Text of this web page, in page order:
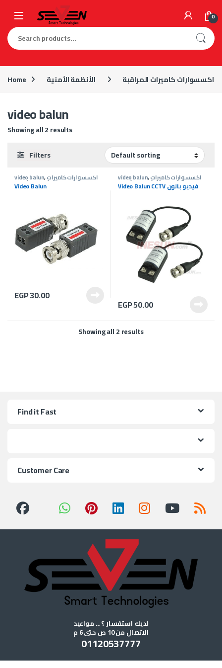
0
Search for:
Home الأنظمة الأمنية اكسسوارات كاميرات المراقبة
video balun
Showing all 2 results
Filters
video balun,اكسسوارات كاميرات
المراقبة,الأنظمة الأمنية
Video Balun
EGP30.00
video balun,اكسسوارات كاميرات
المراقبة,الأنظمة الأمنية Video Balun CCTV فيديو بالون
EGP50.00
Showing all 2 results
Find it Fast
Customer Care
لديك استفسار ؟ ... مواعيد
الاتصال من 10 ص حتى 6 م
01120537777